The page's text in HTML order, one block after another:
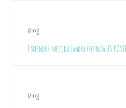
Blog
Entender mejor a la adolescencia ¡ES
Blog